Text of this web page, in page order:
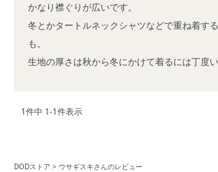
かなり襟ぐりが広いです。
冬とかタートルネックシャツなどで重ね着す
も。
生地の厚さは秋から冬にかけて着るには丁度い
1件中 1-1件表示
DODストア ウサギスキさんのレビュー